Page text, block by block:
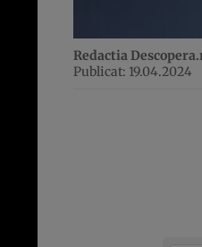
Redactia
Publicat: 19.04.2024